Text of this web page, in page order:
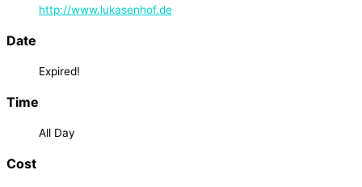
http://www.lukasenhof.de
Date
Expired!
Time
All Day
Cost